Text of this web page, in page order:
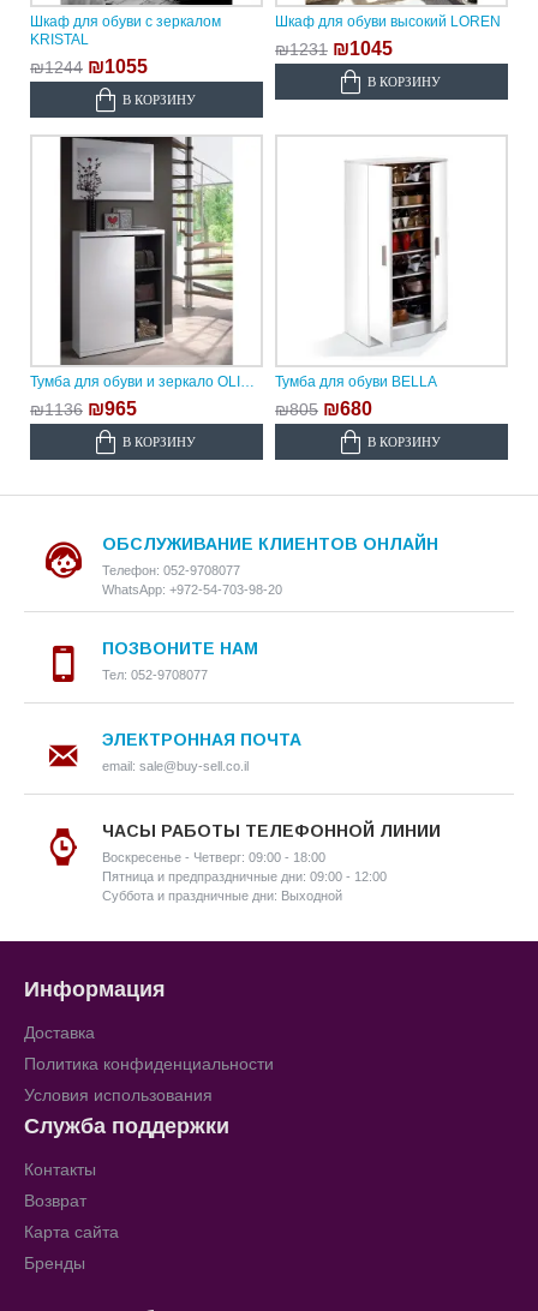
Шкаф для обуви с зеркалом
KRISTAL
₪1244 ₪1055
В КОРЗИНУ
Шкаф для обуви высокий LOREN
₪1231 ₪1045
В КОРЗИНУ
Тумба для обуви и зеркало OLIVIA
₪1136 ₪965
В КОРЗИНУ
Тумба для обуви BELLA
₪805 ₪680
В КОРЗИНУ
ОБСЛУЖИВАНИЕ КЛИЕНТОВ ОНЛАЙН
Телефон: 052-9708077
WhatsApp: +972-54-703-98-20
ПОЗВОНИТЕ НАМ
Тел: 052-9708077
ЭЛЕКТРОННАЯ ПОЧТА
email: sale@buy-sell.co.il
ЧАСЫ РАБОТЫ ТЕЛЕФОННОЙ ЛИНИИ
Воскресенье - Четверг: 09:00 - 18:00
Пятница и предпраздничные дни: 09:00 - 12:00
Суббота и праздничные дни: Выходной
Информация
Доставка
Политика конфиденциальности
Условия использования
Служба поддержки
Контакты
Возврат
Карта сайта
Бренды